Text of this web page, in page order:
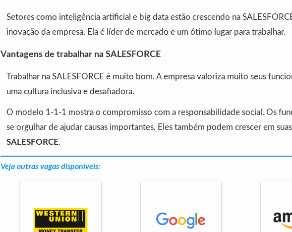
Setores como inteligência artificial e big data estão crescendo na
inovação da empresa. Ela é líder de mercado e um ótimo lugar para trabalhar.
Vantagens de trabalhar na SALESFORCE
Trabalhar na SALESFORCE é muito bom. A empresa valoriza muito seus
uma cultura inclusiva e desafiadora.
O modelo 1-1-1 mostra o compromisso com a responsabilidade social. Os
se orgulhar de ajudar causas importantes. Eles também podem crescer em
SALESFORCE.
Veja outras vagas disponíveis: